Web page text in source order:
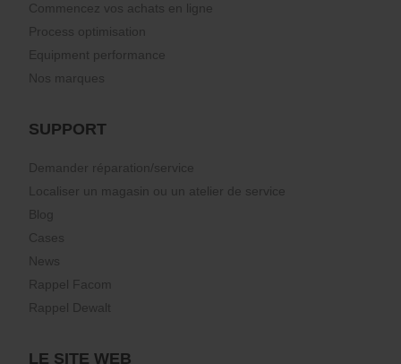
Commencez vos achats en ligne
Process optimisation
Equipment performance
Nos marques
SUPPORT
Demander réparation/service
Localiser un magasin ou un atelier de service
Blog
Cases
News
Rappel Facom
Rappel Dewalt
LE SITE WEB